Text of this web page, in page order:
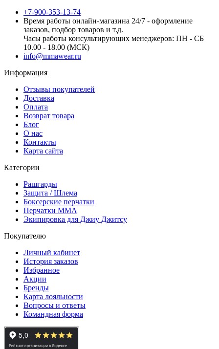
+7-900-353-13-74
Время работы онлайн-магазина 24/7 - оформление
заказов, подбор товаров и т.д.
Часы работы консультирующих менеджеров: ПН - СБ
10.00 - 18.00 (МСК)
info@mmawear.ru
Информация
Отзывы покупателей
Доставка
Оплата
Возврат товара
Блог
О нас
Контакты
Карта сайта
Категории
Рашгарды
Защита / Шлема
Боксерские перчатки
Перчатки ММА
Экипировка для Джиу Джитсу
Покупателю
Личный кабинет
История заказов
Избранное
Акции
Бренды
Карта лояльности
Вопросы и ответы
Командная форма